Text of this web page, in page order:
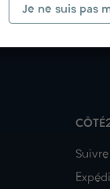
Je ne suis pas